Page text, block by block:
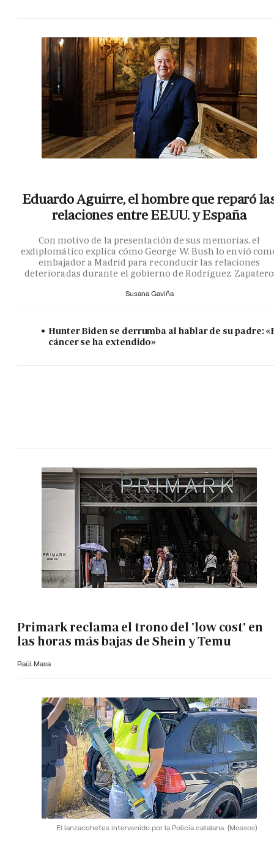
Eduardo Aguirre, el hombre que reparó
relaciones entre EE.UU. y España
Con motivo de la presentación de sus memorias, el
exdiplomático explica cómo George W. Bush lo envió
embajador a Madrid para reconducir las relaciones
deterioradas durante el gobierno de Rodríguez Zapatero
Susana Gaviña
Hunter Biden se derrumba al hablar de su padre:
cáncer se ha extendido»
Primark reclama el trono del 'low cost' en
las horas más bajas de Shein y Temu
Raúl Masa
El lanzacohetes intervenido por la Policía catalana. (Mossos)